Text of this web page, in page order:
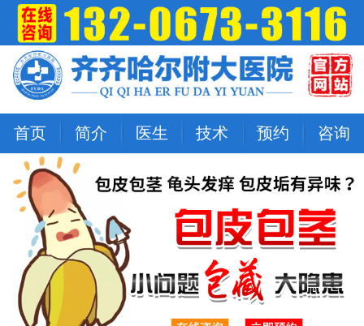
首页 简介 医生 技术 预约 咨询